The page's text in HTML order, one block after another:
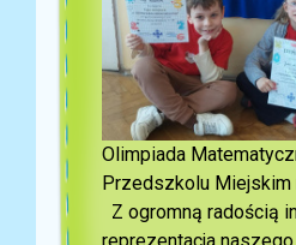
Olimpiada
Przedszkolu
Z ogromną radością